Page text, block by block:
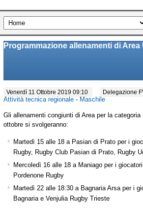
Programmazione allenamenti di Area
Venerdì 11 Ottobre 2019 09:10 Delegazione
Attività tecnica regionale - Maschile
Gli allenamenti congiunti di Area per la categoria
ottobre si svolgeranno:
Martedì 15 alle 18 a Pasian di Prato per i
Rugby, Rugby Club Pasian di Prato, Rugby
Mercoledì 16 alle 18 a Maniago per i
Pordenone Rugby
Martedì 22 alle 18:30 a Bagnaria Arsa per i
Bagnaria e Venjulia Rugby Trieste